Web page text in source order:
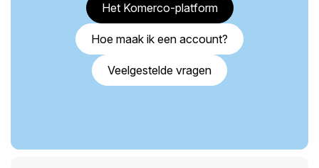
Het Komerco-platform
Hoe maak ik een account?
Veelgestelde vragen